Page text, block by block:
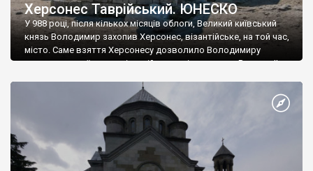
Херсонес Таврійський. ЮНЕСКО
У 988 році, після кількох місяців облоги, Великий київський
князь Володимир захопив Херсонес, візантійське, на той час,
місто. Саме взяття Херсонесу дозволило Володимиру
диктувати свої умови візантійському імператору Василю ІІ, та
Херсонесі Володимир-язичник, став Василем-християнином.
А потім було Хрещення Русі. На честь Херсонесу Таврійського